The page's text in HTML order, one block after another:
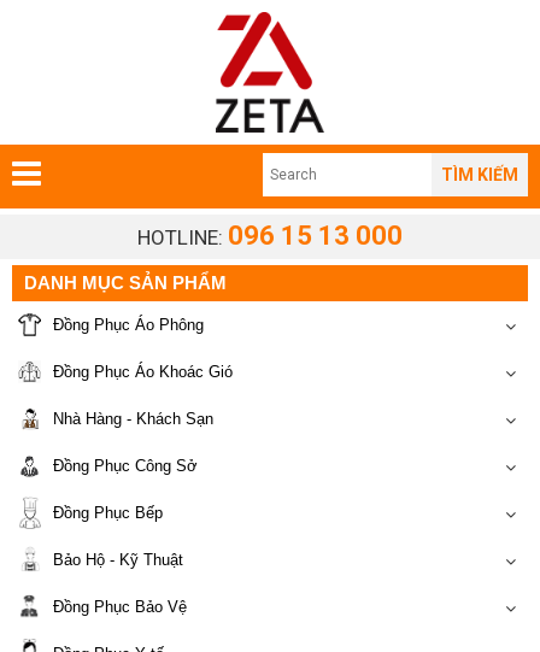
TÌM KIẾM
HOTLINE: 096 15 13 000
DANH MỤC SẢN PHẨM
Đồng Phục Áo Phông
Đồng Phục Áo Khoác Gió
Nhà Hàng - Khách Sạn
Đồng Phục Công Sở
Đồng Phục Bếp
Bảo Hộ - Kỹ Thuật
Đồng Phục Bảo Vệ